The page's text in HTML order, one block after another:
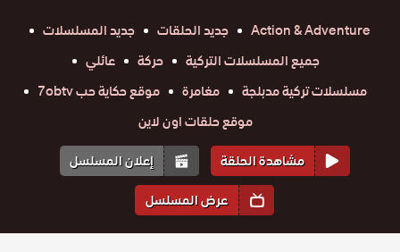
Action & Adventure
جديد الحلقات
جديد المسلسلات
جميع المسلسلات التركية
حركة
عائلي
مسلسلات تركية مدبلجة
مغامرة
موقع حكاية حب 7obtv
موقع حلقات اون لاين
مشاهدة الحلقة
إعلان المسلسل
عرض المسلسل